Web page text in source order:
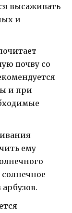
высаживать
и
почву со
и при
ему